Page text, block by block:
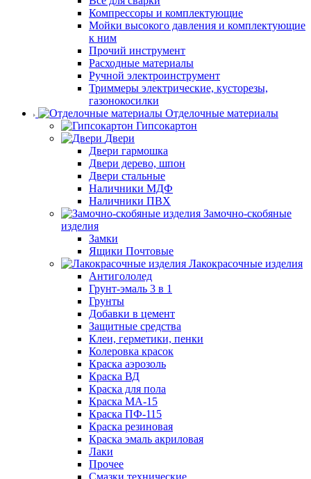
Компрессоры и комплектующие
Мойки высокого давления и комплектующие
к ним
Прочий инструмент
Расходные материалы
Ручной электроинструмент
Триммеры электрические, кусторезы,
газонокосилки
Отделочные материалы
Гипсокартон
Двери
Двери гармошка
Двери дерево, шпон
Двери стальные
Наличники МДФ
Наличники ПВХ
Замочно-скобяные
изделия
Замки
Ящики Почтовые
Лакокрасочные изделия
Антигололед
Грунт-эмаль 3 в 1
Грунты
Добавки в цемент
Защитные средства
Клеи, герметики, пенки
Колеровка красок
Краска аэрозоль
Краска ВД
Краска для пола
Краска МА-15
Краска ПФ-115
Краска резиновая
Краска эмаль акриловая
Лаки
Прочее
Смазки технические